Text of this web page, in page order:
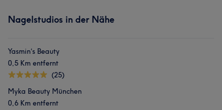
Nagelstudios in der Nähe
Yasmin‘s Beauty
0,5 Km entfernt
(25)
Myka Beauty München
0,6 Km entfernt